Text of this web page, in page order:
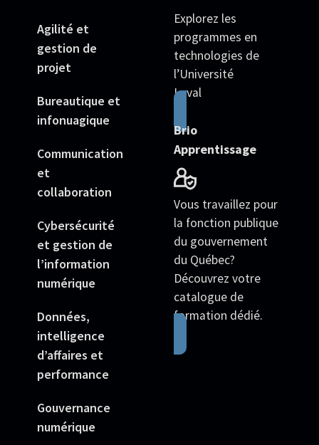
Agilité et
gestion de
projet
Bureautique et
infonuagique
Communication
et
collaboration
Cybersécurité
et gestion de
l’information
numérique
Données,
intelligence
d’affaires et
performance
Gouvernance
numérique
Explorez les
programmes en
technologies de
l’Université
Laval
Brio
Apprentissage
Vous travaillez pour
la fonction publique
du gouvernement
du Québec?
Découvrez votre
catalogue de
formation dédié.